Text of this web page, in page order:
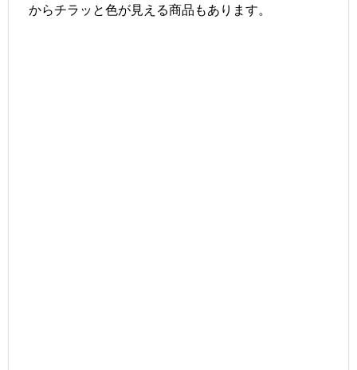
からチラッと色が見える商品もあります。